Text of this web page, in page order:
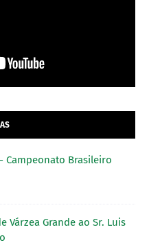
Campeonato Brasileiro
Várzea Grande ao Sr. Luis